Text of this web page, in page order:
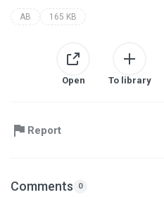
AB 165 KB
Open To library
Report
Comments 0